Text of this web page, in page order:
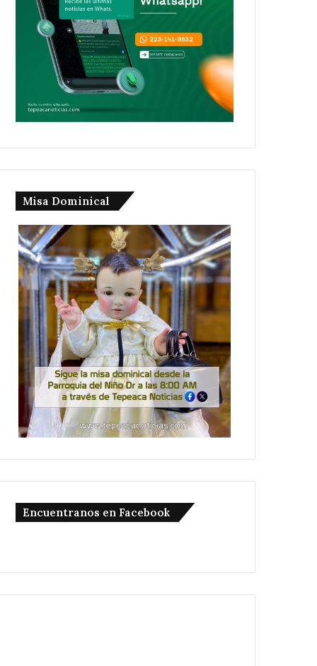
Misa Dominical
Encuentranos en Facebook